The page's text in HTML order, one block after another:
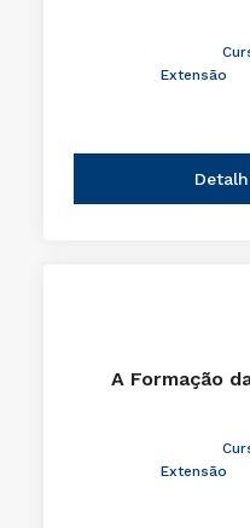
Extensão
A Formação
Extensão